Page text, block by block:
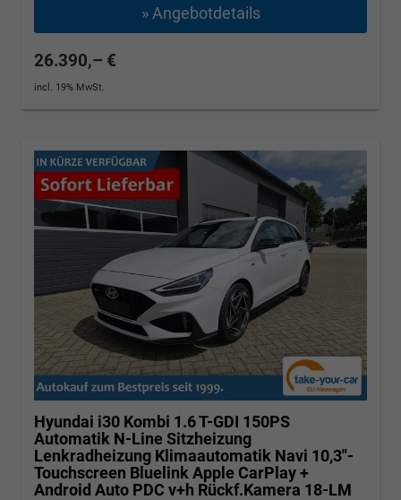
» Angebotdetails
26.390,– €
incl. 19% MwSt.
Hyundai i30 Kombi 1.6 T-GDI 150PS
Automatik N-Line Sitzheizung
Lenkradheizung Klimaautomatik Navi 10,3"-
Touchscreen Bluelink Apple CarPlay +
Android Auto PDC v+h Rückf.Kamera 18-LM